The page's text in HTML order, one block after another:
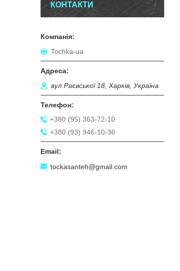
КОНТАКТИ
Tochka-ua
вул.Раєвської 18, Харків, Україна
+380 (95) 363-72-10
+380 (93) 946-10-36
tockasanteh@gmail.com